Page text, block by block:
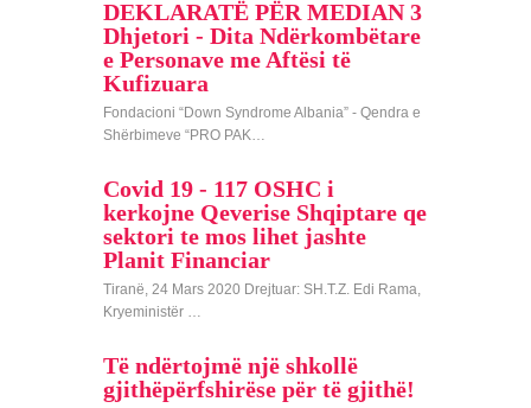
DEKLARATË PËR MEDIAN 3
Dhjetori - Dita Ndërkombëtare
e Personave me Aftësi të
Kufizuara
Fondacioni “Down Syndrome Albania” - Qendra e
Shërbimeve “PRO PAK…
Covid 19 - 117 OSHC i
kerkojne Qeverise Shqiptare qe
sektori te mos lihet jashte
Planit Financiar
Tiranë, 24 Mars 2020 Drejtuar: SH.T.Z. Edi Rama,
Kryeministër …
Të ndërtojmë një shkollë
gjithëpërfshirëse për të gjithë!